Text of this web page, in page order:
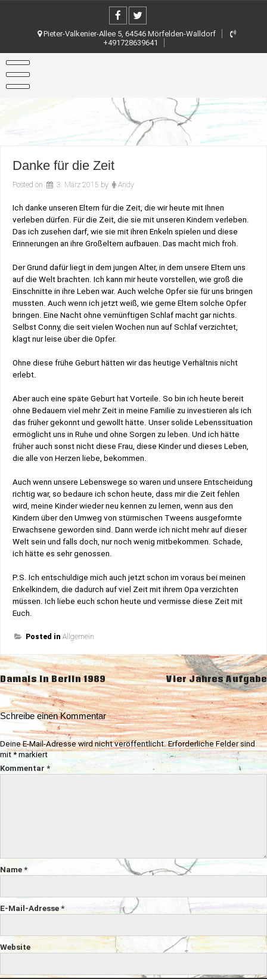
Pieter-Valkenier-Allee 5, 64546 Mörfelden-Walldorf
+491728639641
Danke für die Zeit
Posted on 3. März 2015 by Andy
Ich danke unseren Eltern für die Zeit, die wir heute mit Ihnen
verleben dürfen. Für die Zeit, die sie mit unseren Kindern verleben.
Das ich zusehen darf, wie sie mit ihren Enkeln spielen und diese
Erinnerungen an ihre Großeltern aufbauen. Das macht mich froh.
Der Grund dafür liegt in dem jungen Alter, in dem unsere Eltern uns
auf die Welt brachten. Ich kann mir heute vorstellen, wie groß die
Einschnitte in ihre Leben war. Auch welche Opfer sie für uns bringen
mussten. Auch wenn ich jetzt weiß, wie gerne Eltern solche Opfer
bringen. Eine Nacht ohne vernünftigen Schlaf macht gar nichts.
Selbst Conny, die seit vielen Wochen nun auf Schlaf verzichtet,
klagt nur leise über die Opfer.
Ohne diese frühe Geburt hätten wir das heutige Verhältnis nicht
erlebt.
Aber auch eine späte Geburt hat Vorteile. So bin ich heute bereit
ohne Bedauern viel mehr Zeit in meine Familie zu investieren als ich
das früher gekonnt und gewollt hätte. Unser solide Lebenssituation
ermöglicht uns in Ruhe und ohne Sorgen zu leben. Und ich hätte
früher auch sonst nicht diese Frau, diese Kinder und dieses Leben,
die alle von Herzen liebe, bekommen.
Auch wenn unsere Lebenswege so waren und unsere Entscheidung
richtig war, so bedaure ich schon heute, dass mir die Zeit fehlen
wird, meine Kinder wieder neu kennen zu lernen, wenn aus den
Kindern über den Umweg von stürmischen Tweens ausgeformte
Erwachsene geworden sind. Dann werde ich nicht mehr auf dieser
Welt sein und falls doch, nur noch wenig mitbekommen. Schade,
ich hätte es sehr genossen.
P.S. Ich entschuldige mich auch jetzt schon im voraus bei meinen
Enkelkindern, die dadurch auf viel Zeit mit ihrem Opa verzichten
müssen. Ich liebe euch schon heute und vermisse diese Zeit mit
Euch.
Posted in Allgemein
Beitragsnavigation
Damals in Berlin 1989 Vier Jahres Aufgabe
Schreibe einen Kommentar
Deine E-Mail-Adresse wird nicht veröffentlicht. Erforderliche Felder sind
mit * markiert
Kommentar *
Name *
E-Mail-Adresse *
Website